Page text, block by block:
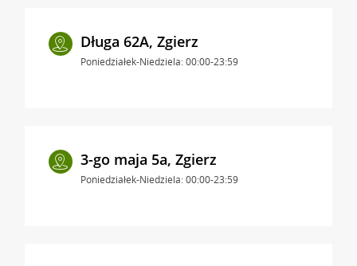
Długa 62A, Zgierz
Poniedziałek-Niedziela: 00:00-23:59
3-go maja 5a, Zgierz
Poniedziałek-Niedziela: 00:00-23:59